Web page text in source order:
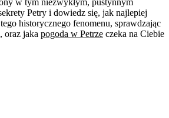
Petry i dowiedz się, jak najlepiej
historycznego fenomenu, sprawdzając
, oraz jaka pogoda w Petrze czeka na Ciebie